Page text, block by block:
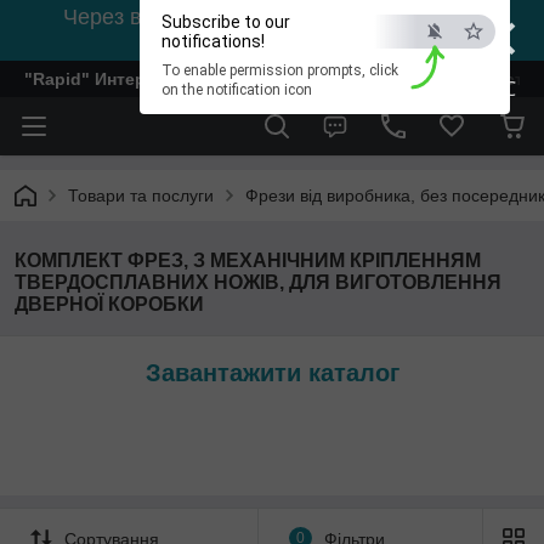
×
ESC
Subscribe to our
notifications!
To enable permission prompts, click
on the notification icon
Через відсутність світла, зв'язок на viber
0978002056
"Rapid" Интернет-магазин деревообрабатывающего
Товари та послуги Фрези від виробника, без
КОМПЛЕКТ ФРЕЗ, З МЕХАНІЧНИМ КРІПЛЕННЯМ
ТВЕРДОСПЛАВНИХ НОЖІВ, ДЛЯ ВИГОТОВЛЕННЯ
ДВЕРНОЇ КОРОБКИ
Завантажити каталог
Сортування 0 Фільтри